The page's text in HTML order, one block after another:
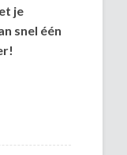
je
snel één